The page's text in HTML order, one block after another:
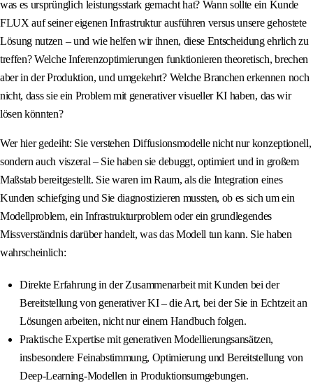
was es ursprünglich leistungsstark gemacht hat? Wann sollte ein Kunde
FLUX auf seiner eigenen Infrastruktur ausführen versus unsere gehostete
Lösung nutzen – und wie helfen wir ihnen, diese Entscheidung ehrlich zu
treffen? Welche Inferenzoptimierungen funktionieren theoretisch, brechen
aber in der Produktion, und umgekehrt? Welche Branchen erkennen noch
nicht, dass sie ein Problem mit generativer visueller KI haben, das wir
lösen könnten?
Wer hier gedeiht: Sie verstehen Diffusionsmodelle nicht nur konzeptionell,
sondern auch viszeral – Sie haben sie debuggt, optimiert und in großem
Maßstab bereitgestellt. Sie waren im Raum, als die Integration eines
Kunden schiefging und Sie diagnostizieren mussten, ob es sich um ein
Modellproblem, ein Infrastrukturproblem oder ein grundlegendes
Missverständnis darüber handelt, was das Modell tun kann. Sie haben
wahrscheinlich:
Direkte Erfahrung in der Zusammenarbeit mit Kunden bei der
Bereitstellung von generativer KI – die Art, bei der Sie in Echtzeit an
Lösungen arbeiten, nicht nur einem Handbuch folgen.
Praktische Expertise mit generativen Modellierungsansätzen,
insbesondere Feinabstimmung, Optimierung und Bereitstellung von
Deep-Learning-Modellen in Produktionsumgebungen.